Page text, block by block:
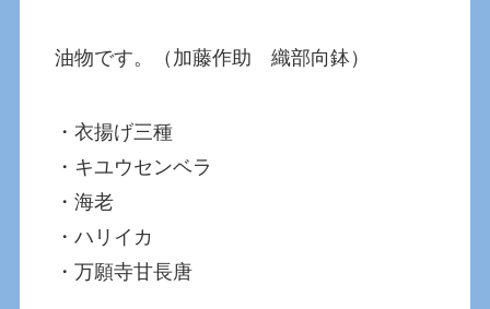
油物です。（加藤作助 織部向鉢）
・衣揚げ三種
・キユウセンベラ
・海老
・ハリイカ
・万願寺甘長唐